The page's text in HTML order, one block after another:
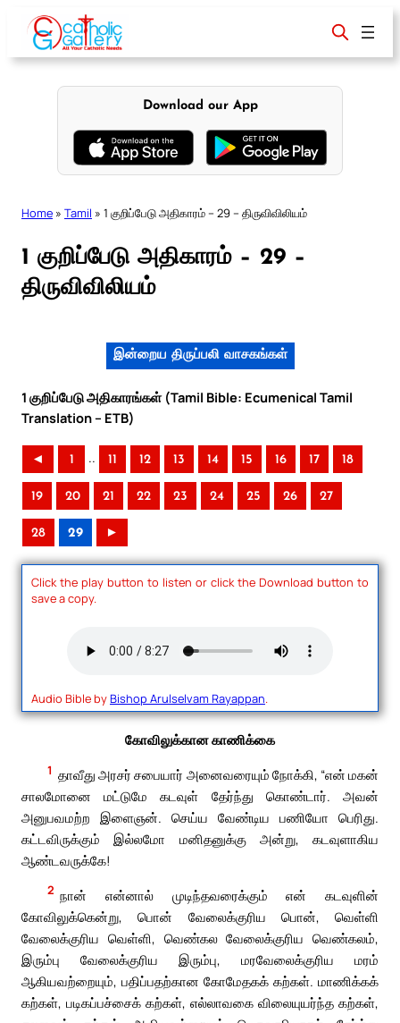
content
Download our App
Home » Tamil » 1 குறிப்பேடு அதிகாரம் – 29 – திருவிவிலியம்
1 குறிப்பேடு அதிகாரம் – 29 –
திருவிவிலியம்
இன்றைய திருப்பலி வாசகங்கள்
1 குறிப்பேடு அதிகாரங்கள் (Tamil Bible: Ecumenical Tamil
Translation – ETB)
◄ 1 .. 11 12 13 14 15 16 17 18
19 20 21 22 23 24 25 26 27
28 29 ►
Click the play button to listen or click the Download button to
save a copy.
Audio Bible byBishop Arulselvam Rayappan.
கோவிலுக்கான காணிக்கை
1 தாவீது அரசர் சபையார் அனைவரையும் நோக்கி, “என் மகன்
சாலமோனை மட்டுமே கடவுள் தேர்ந்து கொண்டார். அவன்
அனுபவமற்ற இளைஞன். செய்ய வேண்டிய பணியோ பெரிது.
கட்டவிருக்கும் இல்லமோ மனிதனுக்கு அன்று, கடவுளாகிய
ஆண்டவருக்கே!
2 நான் என்னால் முடிந்தவரைக்கும் என் கடவுளின்
கோவிலுக்கென்று, பொன் வேலைக்குரிய பொன், வெள்ளி
வேலைக்குரிய வெள்ளி, வெண்கல வேலைக்குரிய வெண்கலம்,
இரும்பு வேலைக்குரிய இரும்பு, மரவேலைக்குரிய மரம்
ஆகியவற்றையும், பதிப்பதற்கான கோமேதகக் கற்கள். மாணிக்கக்
கற்கள், படிகப்பச்சைக் கற்கள், எல்லாவகை விலையுயர்ந்த கற்கள்,